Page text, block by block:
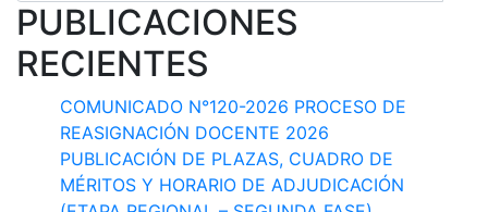
PUBLICACIONES
RECIENTES
COMUNICADO N°120-2026 PROCESO DE
REASIGNACIÓN DOCENTE 2026
PUBLICACIÓN DE PLAZAS, CUADRO DE
MÉRITOS Y HORARIO DE ADJUDICACIÓN